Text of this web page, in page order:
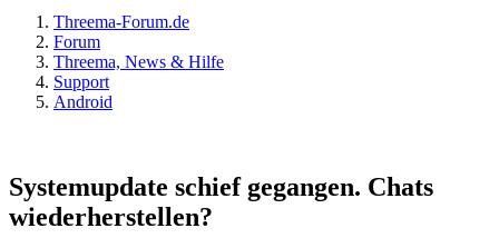
Threema-Forum.de
Forum
Threema, News & Hilfe
Support
Android
Systemupdate schief gegangen. Chats
wiederherstellen?